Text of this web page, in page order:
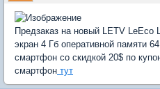
Предзаказ на новый LETV
экран 4 Гб оперативной памяти
смартфон со скидкой 20$ по
смартфон тут